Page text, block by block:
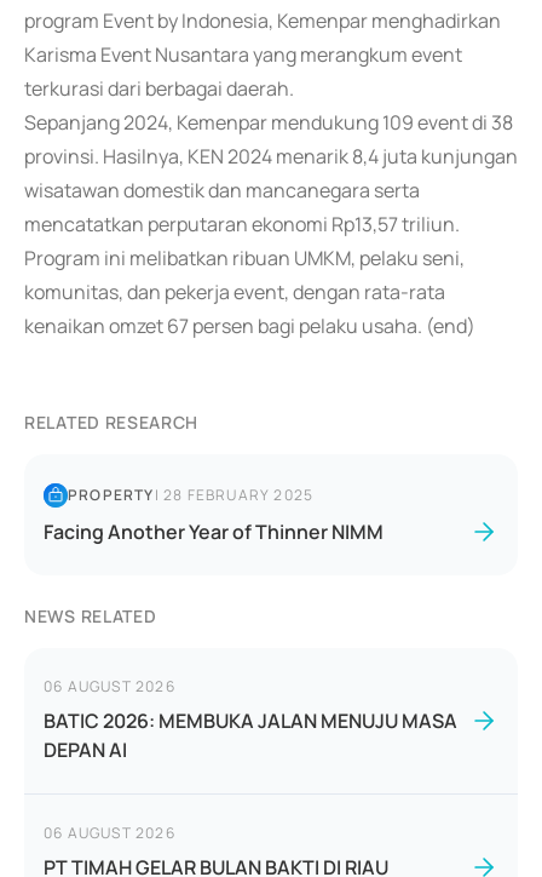
program Event by Indonesia, Kemenpar menghadirkan
Karisma Event Nusantara yang merangkum event
terkurasi dari berbagai daerah.
Sepanjang 2024, Kemenpar mendukung 109 event di 38
provinsi. Hasilnya, KEN 2024 menarik 8,4 juta kunjungan
wisatawan domestik dan mancanegara serta
mencatatkan perputaran ekonomi Rp13,57 triliun.
Program ini melibatkan ribuan UMKM, pelaku seni,
komunitas, dan pekerja event, dengan rata-rata
kenaikan omzet 67 persen bagi pelaku usaha. (end)
RELATED RESEARCH
PROPERTY|28 FEBRUARY 2025
Facing Another Year of Thinner NIMM
NEWS RELATED
06 AUGUST 2026
BATIC 2026: MEMBUKA JALAN MENUJU MASA
DEPAN AI
06 AUGUST 2026
PT TIMAH GELAR BULAN BAKTI DI RIAU